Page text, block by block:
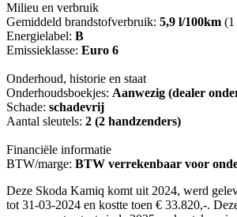
Milieu en verbruik
Gemiddeld brandstofverbruik: 5,9 l/100km (1
Energielabel: B
Emissieklasse: Euro 6
Onderhoud, historie en staat
Onderhoudsboekjes: Aanwezig (dealer
Schade: schadevrij
Aantal sleutels: 2 (2 handzenders)
Financiële informatie
BTW/marge: BTW verrekenbaar voor
Deze Skoda Kamiq komt uit 2024, werd
tot 31-03-2024 en kostte toen € 33.820,-.